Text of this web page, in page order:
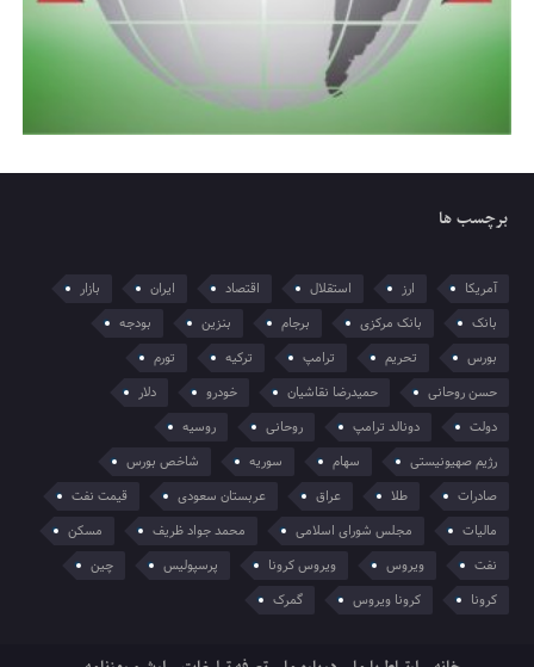
برچسب ها
آمریکا ارز استقلال اقتصاد ایران
بازار
بانک
بانک مرکزی برجام بنزین
بودجه
بورس
تحریم ترامپ ترکیه
تورم
حسن روحانی
حمیدرضا نقاشیان خودرو
دلار
دولت
دونالد ترامپ روحانی
روسیه
رژیم صهیونیستی
سهام سوریه
شاخص بورس
صادرات
طلا عراق عربستان سعودی
قیمت نفت
مالیات
مجلس شورای اسلامی محمد جواد ظریف
مسکن
نفت
ویروس ویروس کرونا پرسپولیس
چین
کرونا
کرونا ویروس گمرک